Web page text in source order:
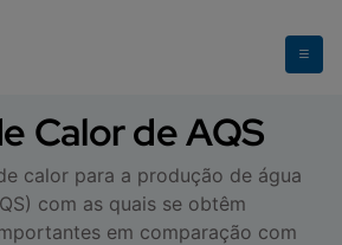
Calor de AQS
calor para a produção de água
com as quais se obtêm
em comparação com